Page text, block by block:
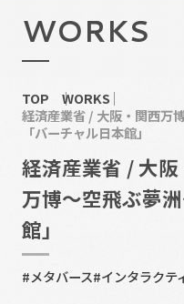
WORKS
TOP WORKS
経済産業省 / 大阪・関西万
「バーチャル日本館」
経済産業省 / 大
万博〜空飛ぶ夢
館」
#メタバース#インタラクテ